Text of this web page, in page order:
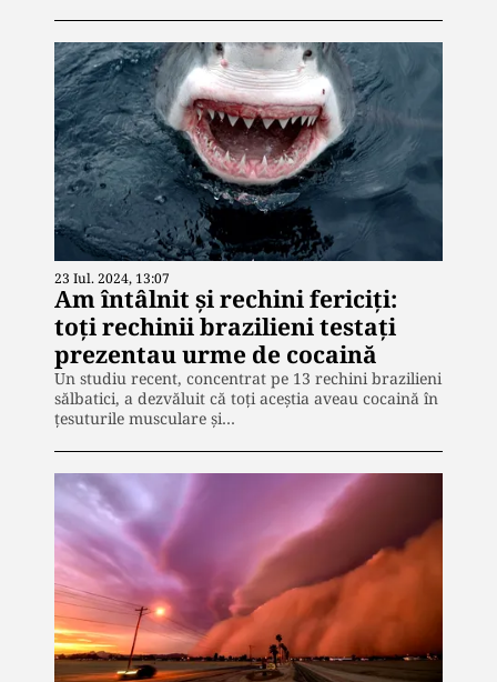
23 Iul. 2024, 13:07
Am întâlnit și rechini fericiți:
toți rechinii brazilieni testați
prezentau urme de cocaină
Un studiu recent, concentrat pe 13 rechini brazilieni
sălbatici, a dezvăluit că toți aceștia aveau cocaină în
țesuturile musculare și…